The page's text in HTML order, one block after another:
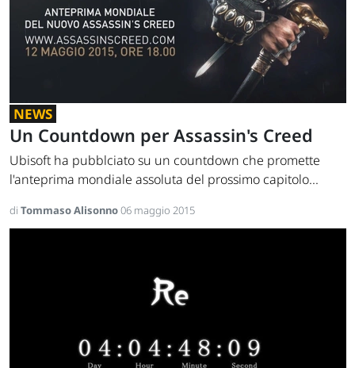
NEWS
Un Countdown per Assassin's Creed
Ubisoft ha pubblciato su un countdown che promette
l'anteprima mondiale assoluta del prossimo capitolo...
di Tommaso Alisonno06 maggio 2015